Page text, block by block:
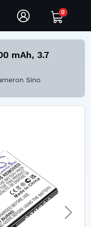
0
mAh, 3.7
Sino